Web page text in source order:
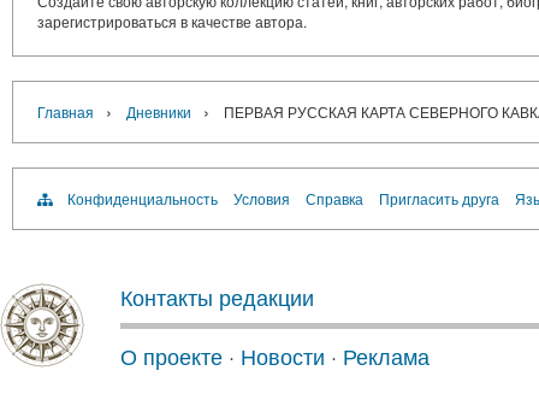
зарегистрироваться в качестве автора.
Главная › Дневники › ПЕРВАЯ РУССКАЯ КАРТА СЕВЕРНОГО
Конфиденциальность Условия Справка Пригласить друга
Контакты редакции
О проекте · Новости · Реклама